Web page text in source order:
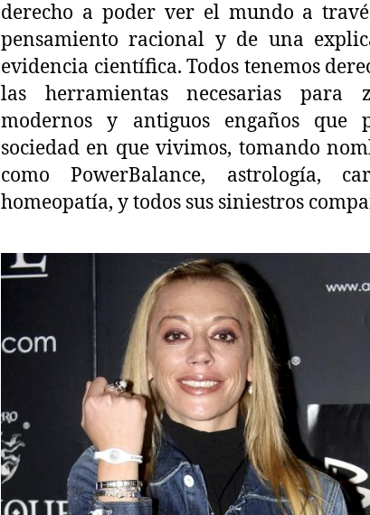
derecho a poder ver el mundo a
pensamiento racional y de una
evidencia científica. Todos tenemos
las herramientas necesarias para
modernos y antiguos engaños
sociedad en que vivimos, tomando
como PowerBalance, astrología,
homeopatía, y todos sus siniestros